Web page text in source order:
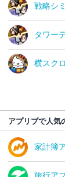
戦略シ
タワー
横スク
アプリブで人気
家計簿
旅行ア